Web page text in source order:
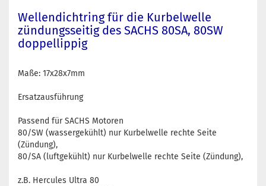
Wellendichtring für die Kurbelwelle
zündungsseitig des SACHS 80SA, 80SW
doppellippig
Maße: 17x28x7mm
Ersatzausführung
Passend für SACHS Motoren
80/SW (wassergekühlt) nur Kurbelwelle rechte Seite
(Zündung),
80/SA (luftgekühlt) nur Kurbelwelle rechte Seite (Zündung),
z.B. Hercules Ultra 80